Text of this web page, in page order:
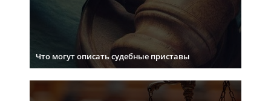
Что могут описать судебные приставы